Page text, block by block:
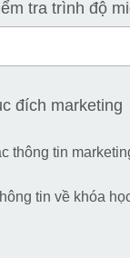
tra trình độ
đích marketing
thông tin
tin về khóa